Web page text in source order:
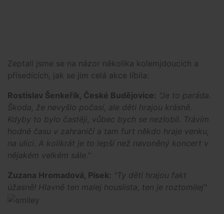
Zeptali jsme se na názor několika kolemjdoucích a
přísedících, jak se jim celá akce líbila:
Rostislav Šenkeřík, České Budějovice: "Je to paráda.
Škoda, že nevyšlo počasí, ale děti hrajou krásně.
Kdyby to bylo častěji, vůbec bych se nezlobil. Trávím
hodně času v zahraničí a tam furt někdo hraje venku,
na ulici. A kolikrát je to lepší než navoněný koncert v
nějakém velkém sále."
Zuzana Hromadová, Písek: "Ty děti hrajou fakt
úžasně! Hlavně ten malej houslista, ten je roztomilej"